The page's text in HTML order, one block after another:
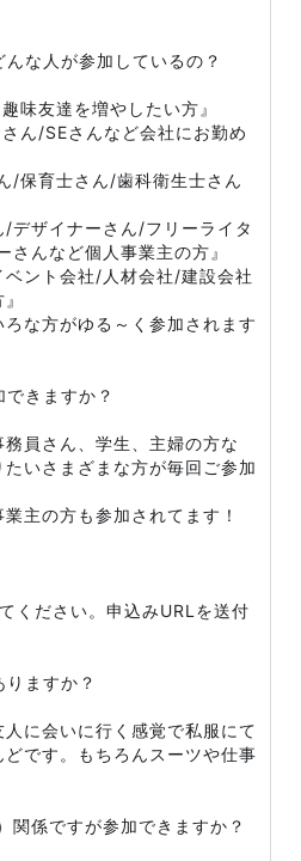
な人が参加しているの？
味友達を増やしたい方』
ん/SEさんなど会社にお勤め
/保育士さん/歯科衛生士さん
/デザイナーさん/フリーライタ
んなど個人事業主の方』
ベント会社/人材会社/建設会社
な方がゆる～く参加されます
きますか？
員さん、学生、主婦の方な
いさまざまな方が毎回ご参加
主の方も参加されてます！
ください。申込みURLを送付
ますか？
に会いに行く感覚で私服にて
です。もちろんスーツや仕事
関係ですが参加できますか？